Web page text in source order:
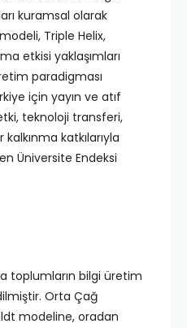
kuramsal olarak
Triple Helix,
etkisi yaklaşımları
paradigması
için yayın ve atıf
teknoloji transferi,
katkılarıyla
Üniversite Endeksi
toplumların bilgi üretim
Orta Çağ
modeline, oradan